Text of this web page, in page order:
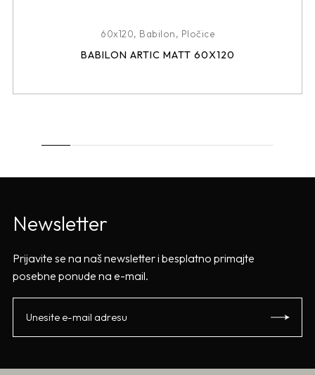
60x120, Babilon, Pločice
BABILON ARTIC MATT 60X120
Newsletter
Prijavite se na naš newsletter i besplatno primajte
posebne ponude na e-mail.